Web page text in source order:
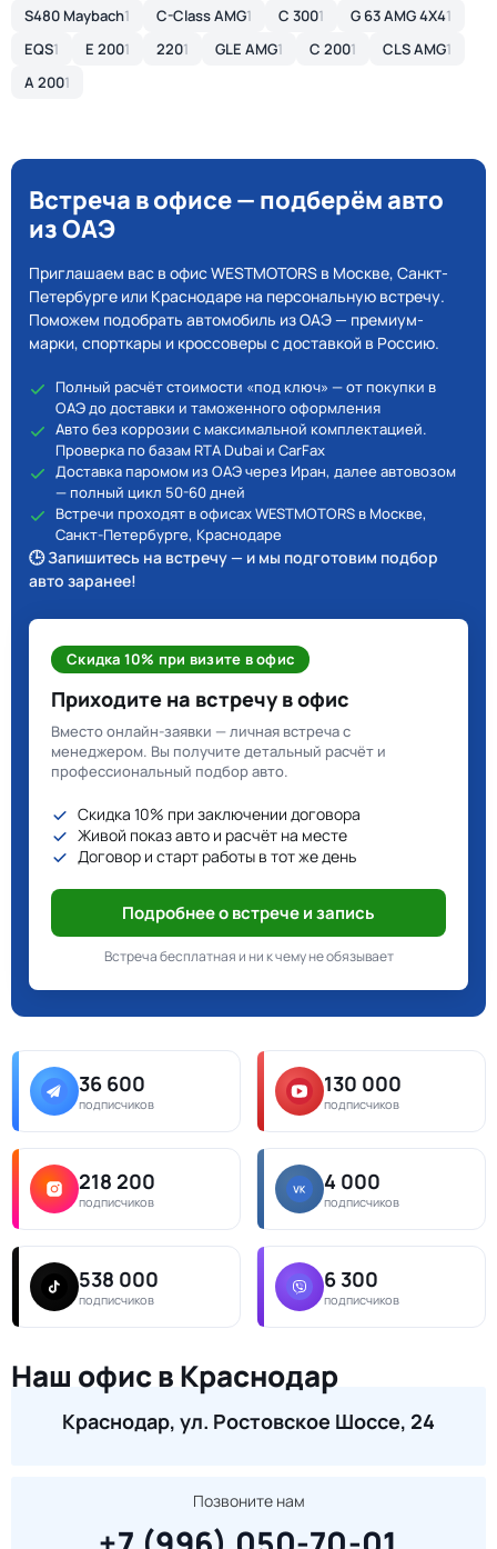
S480 Maybach1 C-Class AMG1 C 3001 G 63 AMG 4X41
EQS1 E 2001 2201 GLE AMG1 C 2001 CLS AMG1
A 2001
Встреча в офисе — подберём авто
из ОАЭ
Приглашаем вас в офис WESTMOTORS в Москве, Санкт-
Петербурге или Краснодаре на персональную встречу.
Поможем подобрать автомобиль из ОАЭ — премиум-
марки, спорткары и кроссоверы с доставкой в Россию.
Полный расчёт стоимости «под ключ» — от покупки в
ОАЭ до доставки и таможенного оформления
Авто без коррозии с максимальной комплектацией.
Проверка по базам RTA Dubai и CarFax
Доставка паромом из ОАЭ через Иран, далее автовозом
— полный цикл 50-60 дней
Встречи проходят в офисах WESTMOTORS в Москве,
Санкт-Петербурге, Краснодаре
🕒 Запишитесь на встречу — и мы подготовим подбор
авто заранее!
Скидка 10% при визите в офис
Приходите на встречу в офис
Вместо онлайн-заявки — личная встреча с
менеджером. Вы получите детальный расчёт и
профессиональный подбор авто.
Скидка 10% при заключении договора
Живой показ авто и расчёт на месте
Договор и старт работы в тот же день
Подробнее о встрече и запись
Встреча бесплатная и ни к чему не обязывает
36 600
подписчиков
130 000
подписчиков
218 200
подписчиков
4 000
подписчиков
538 000
подписчиков
6 300
подписчиков
Наш офис в Краснодар
Краснодар, ул. Ростовское Шоссе, 24
Позвоните нам